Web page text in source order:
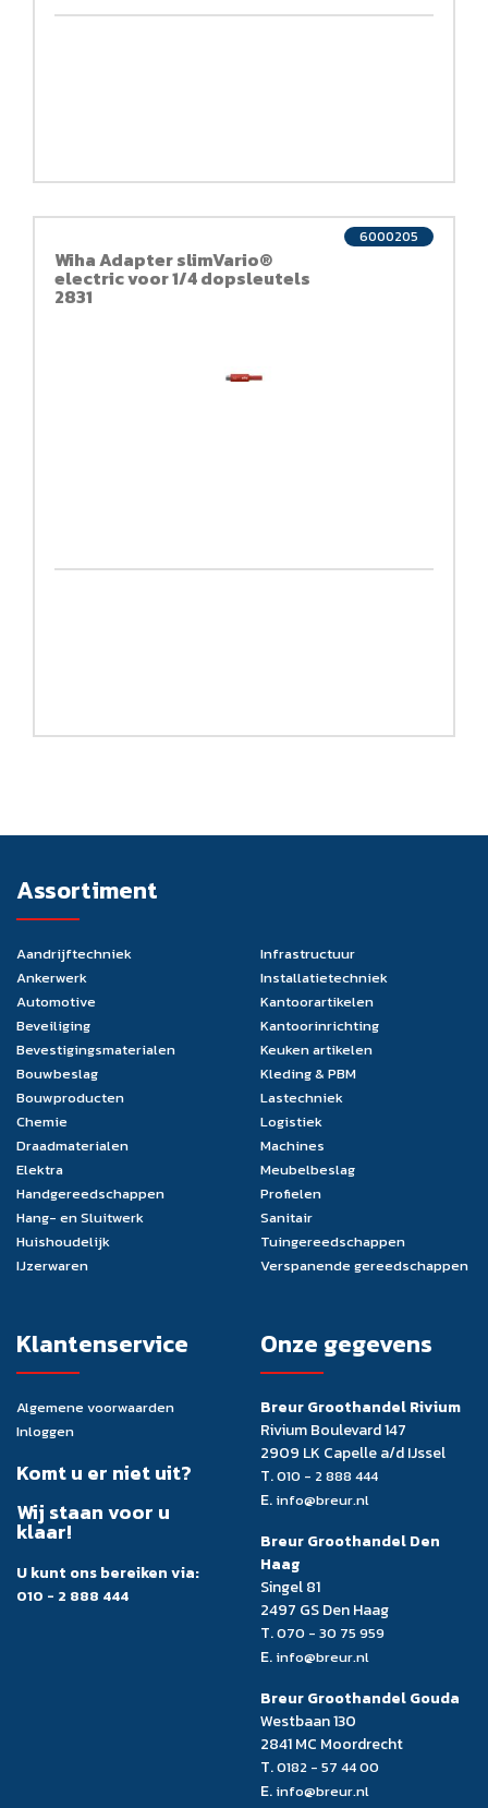
Wiha Adapter slimVario®
electric voor 1/4 dopsleutels
2831
6000205
Assortiment
Aandrijftechniek
Ankerwerk
Automotive
Beveiliging
Bevestigingsmaterialen
Bouwbeslag
Bouwproducten
Chemie
Draadmaterialen
Elektra
Handgereedschappen
Hang- en Sluitwerk
Huishoudelijk
IJzerwaren
Infrastructuur
Installatietechniek
Kantoorartikelen
Kantoorinrichting
Keuken artikelen
Kleding & PBM
Lastechniek
Logistiek
Machines
Meubelbeslag
Profielen
Sanitair
Tuingereedschappen
Verspanende gereedschappen
Klantenservice
Algemene voorwaarden
Inloggen
Komt u er niet uit?
Wij staan voor u
klaar!
U kunt ons bereiken via:
010 - 2 888 444
Onze gegevens
Breur Groothandel Rivium
Rivium Boulevard 147
2909 LK Capelle a/d IJssel
T.010 - 2 888 444
E. info@breur.nl
Breur Groothandel Den
Haag
Singel 81
2497 GS Den Haag
T.070 - 30 75 959
E. info@breur.nl
Breur Groothandel Gouda
Westbaan 130
2841 MC Moordrecht
T.0182 - 57 44 00
E. info@breur.nl